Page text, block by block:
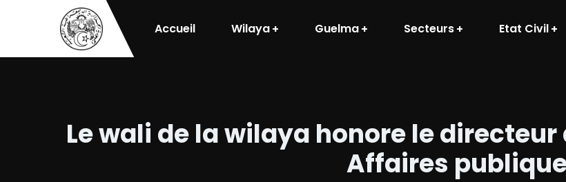
Accueil Wilaya Guelma Secteurs Etat Civil
Le wali de la wilaya honore le
Affaires